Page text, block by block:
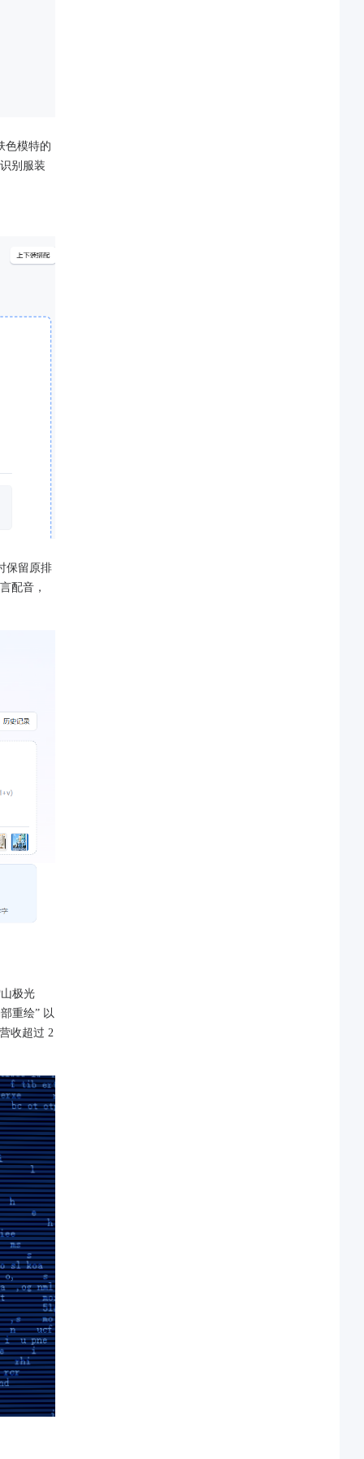
色模特的
别服装
保留原排
配音，
极光
重绘” 以
收超过 2